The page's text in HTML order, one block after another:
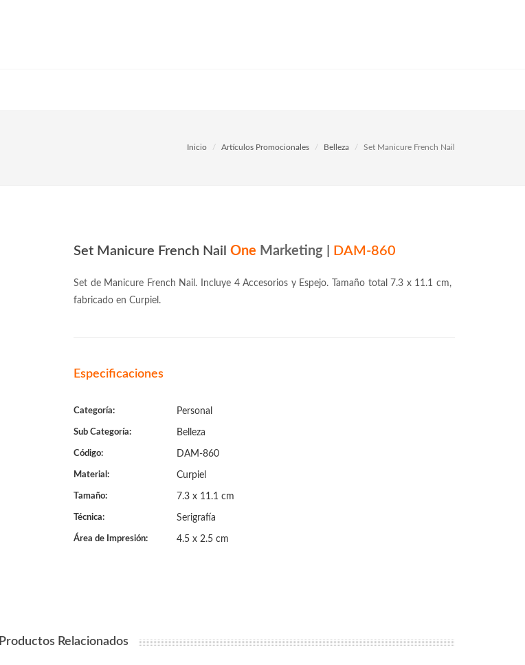
Inicio Artículos Promocionales Belleza Set Manicure French Nail
Set Manicure French Nail One Marketing DAM-860
Set de Manicure French Nail. Incluye 4 Accesorios y Espejo. Tamaño total 7.3 x 11.1 cm,
fabricado en Curpiel.
Especificaciones
Categoría: Personal
Sub Categoría: Belleza
Código: DAM-860
Material: Curpiel
Tamaño: 7.3 x 11.1 cm
Técnica: Serigrafía
Área de Impresión: 4.5 x 2.5 cm
Productos Relacionados